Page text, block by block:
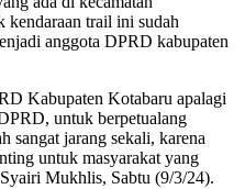
trail ini sudah
anggota DPRD kabupaten
Kabupaten Kotabaru apalagi
untuk berpetualang
sangat jarang sekali, karena
untuk masyarakat yang
Mukhlis, Sabtu (9/3/24).